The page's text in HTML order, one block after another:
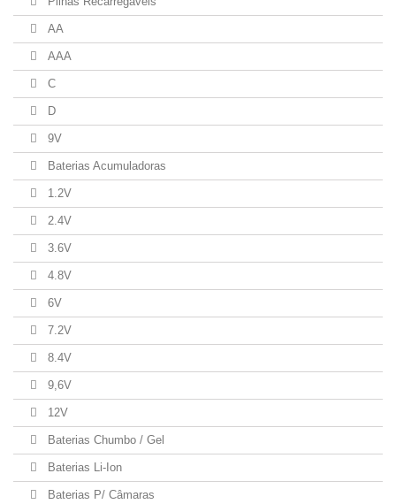
AA
AAA
C
D
9V
Baterias Acumuladoras
1.2V
2.4V
3.6V
4.8V
6V
7.2V
8.4V
9,6V
12V
Baterias Chumbo / Gel
Baterias Li-Ion
Baterias P/ Câmaras